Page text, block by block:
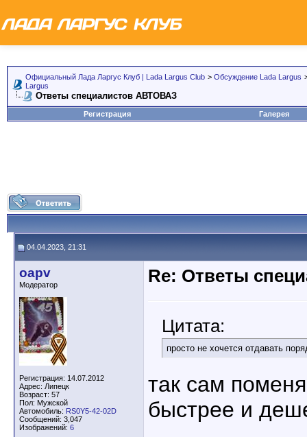
Официальный Лада Ларгус Клуб | Lada Largus Club > Обсуждение Lada Largus
Largus
Ответы специалистов АВТОВАЗ
Регистрация Галерея
04.04.2023, 21:31
oapv
Модератор
Регистрация: 14.07.2012
Адрес: Липецк
Возраст: 57
Пол: Мужской
Автомобиль: RS0Y5-42-02D
Сообщений: 3,047
Изображений: 6
Re: Ответы
Цитата:
просто не хочется отдавать
так сам
быстрее и